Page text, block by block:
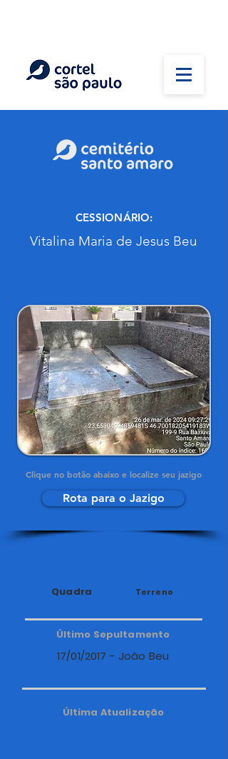
CESSIONÁRIO:
Vitalina Maria de Jesus Beu
Clique no botão abaixo e localize seu jazigo
Rota para o Jazigo
Quadra Terreno
Último Sepultamento
17/01/2017 - João Beu
Última Atualização